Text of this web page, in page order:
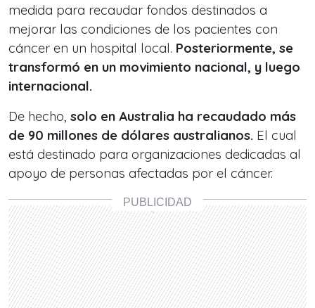
medida para recaudar fondos destinados a
mejorar las condiciones de los pacientes con
cáncer en un hospital local. Posteriormente, se
transformó en un movimiento nacional, y luego
internacional.
De hecho, solo en Australia ha recaudado más
de 90 millones de dólares australianos. El cual
está destinado para organizaciones dedicadas al
apoyo de personas afectadas por el cáncer.